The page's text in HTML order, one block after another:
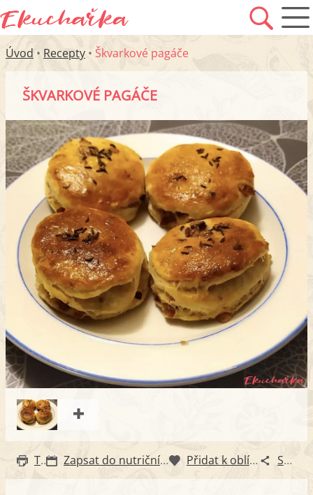
Úvod • Recepty • Škvarkové pagáče
ŠKVARKOVÉ PAGÁČE
Tisk Zapsat do nutričního diáře Přidat k oblíbeným Sdílet